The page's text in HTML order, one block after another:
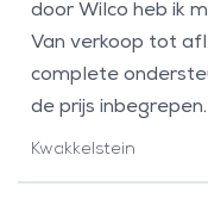
door Wilco heb ik
Van verkoop tot
complete
de prijs
Kwakkelstein